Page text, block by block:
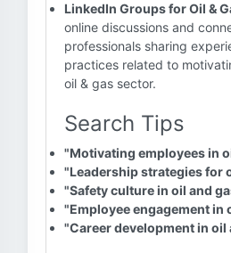
LinkedIn Groups for Oil &
online discussions and
professionals sharing
practices related to
oil & gas sector.
Search Tips
"Motivating employees in
"Leadership strategies for
"Safety culture in oil and
"Employee engagement in
"Career development in oil